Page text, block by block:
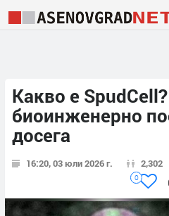
Какво е
биоинженерно
досега
16:20, 03 юли 2026 г. 2,302
0